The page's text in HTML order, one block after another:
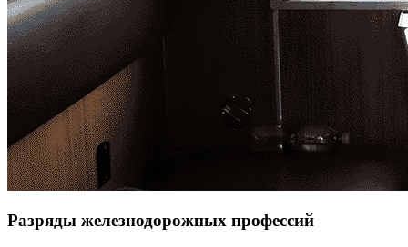
Разряды железнодорожных профессий